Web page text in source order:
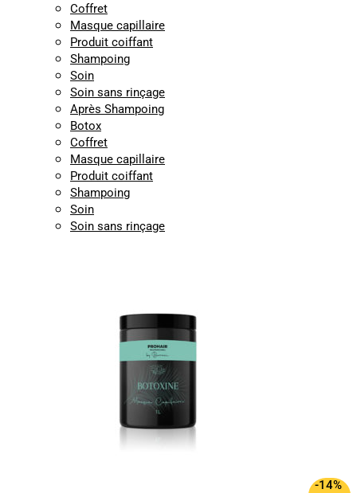
Coffret
Masque capillaire
Produit coiffant
Shampoing
Soin
Soin sans rinçage
Après Shampoing
Botox
Coffret
Masque capillaire
Produit coiffant
Shampoing
Soin
Soin sans rinçage
-14%